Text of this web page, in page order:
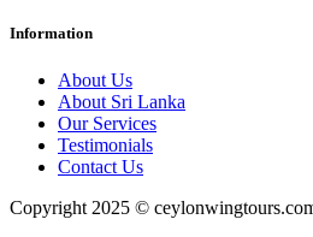
Information
About Us
About Sri Lanka
Our Services
Testimonials
Contact Us
Copyright 2025 ©